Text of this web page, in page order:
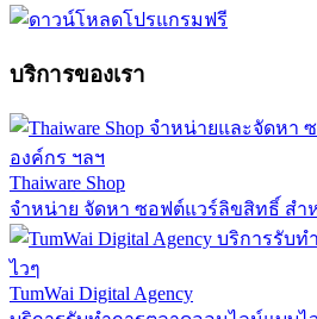
บริการของเรา
Thaiware Shop
จำหน่าย จัดหา ซอฟต์แวร์ลิขสิทธิ์ สำ
TumWai Digital Agency